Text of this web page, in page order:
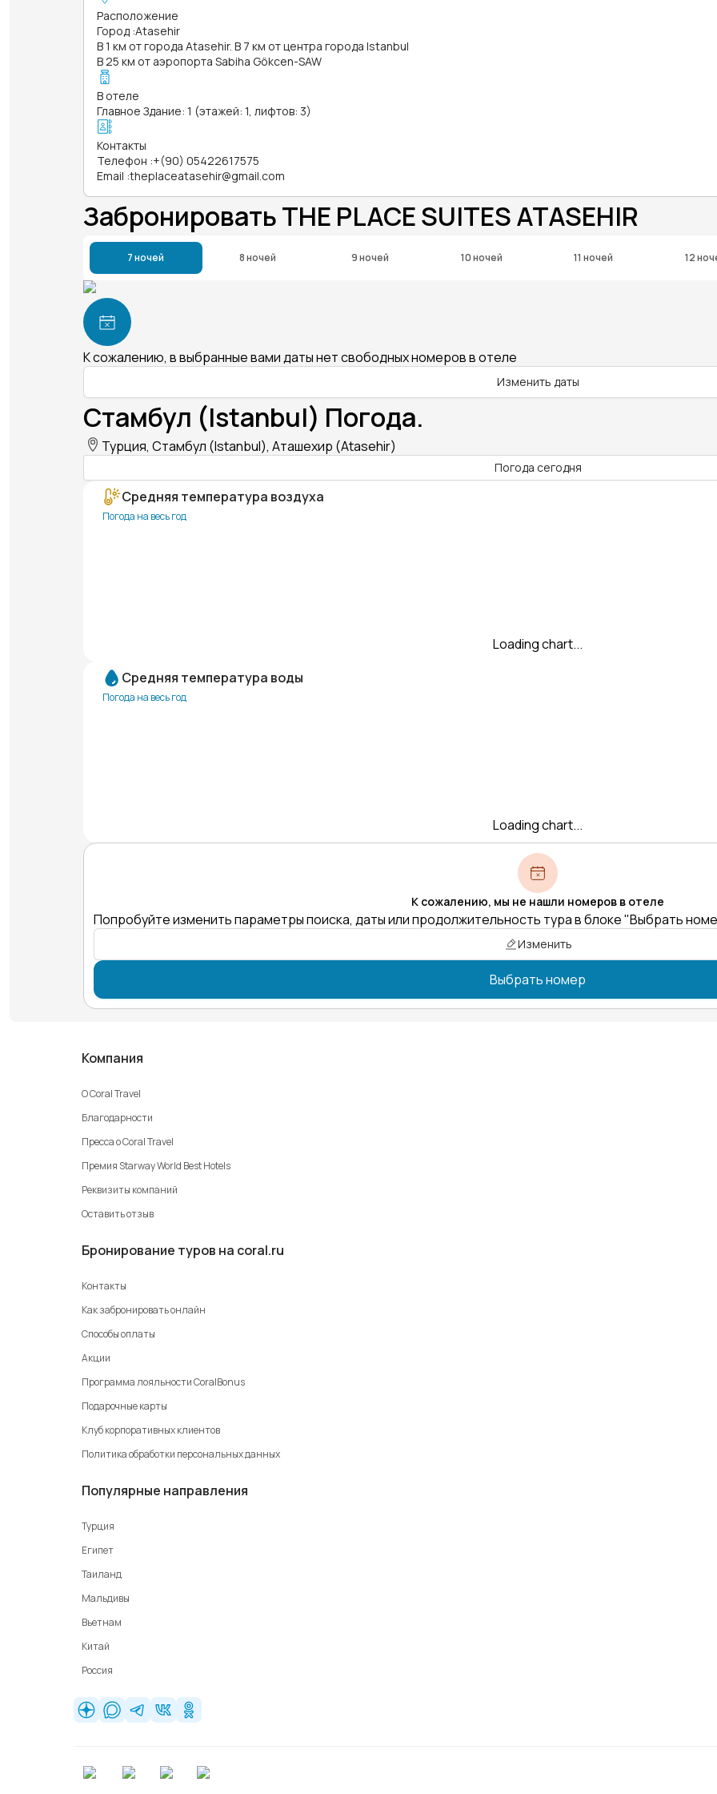
Расположение
Город :Atasehir
В 1 км от города Atasehir. В 7 км от центра города Istanbul
В 25 км от аэропорта Sabiha Gökcen-SAW
В отеле
Главное Здание: 1 (этажей: 1, лифтов: 3)
Контакты
Телефон :+(90) 05422617575
Email :theplaceatasehir@gmail.com
Забронировать THE PLACE SUITES ATASEHIR
7 ночей 8 ночей 9 ночей 10 ночей 11 ночей 12
К сожалению, в выбранные вами даты нет свободных номеров в отеле
Изменить даты
Стамбул (Istanbul) Погода.
Турция, Стамбул (Istanbul), Аташехир (Atasehir)
Погода сегодня
Средняя температура воздуха
Погода на весь год
Loading chart...
Средняя температура воды
Погода на весь год
Loading chart...
К сожалению, мы не нашли номеров в отеле
Попробуйте изменить параметры поиска, даты или продолжительность тура в блоке "Выбрать
Изменить
Выбрать номер
Компания
О Coral Travel
Благодарности
Пресса о Coral Travel
Премия Starway World Best Hotels
Реквизиты компаний
Оставить отзыв
Бронирование туров на coral.ru
Контакты
Как забронировать онлайн
Способы оплаты
Акции
Программа лояльности CoralBonus
Подарочные карты
Клуб корпоративных клиентов
Политика обработки персональных данных
Популярные направления
Турция
Египет
Таиланд
Мальдивы
Вьетнам
Китай
Россия